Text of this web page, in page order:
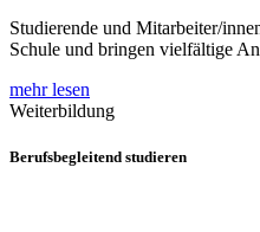
Studierende und Mitarbeiter/
Schule und bringen vielfältige
mehr lesen
Weiterbildung
Berufsbegleitend studieren